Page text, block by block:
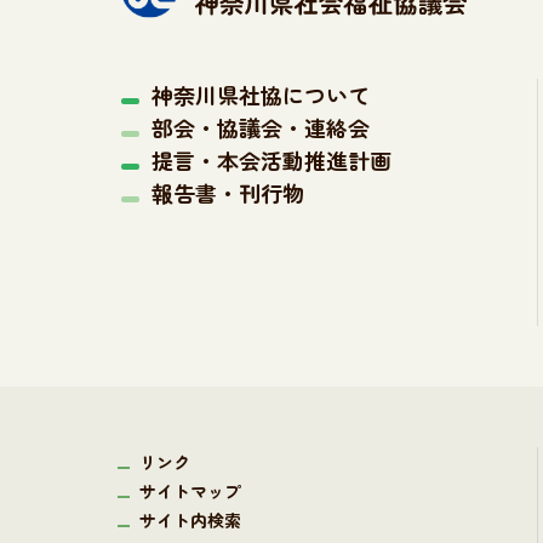
神奈川県社協について
部会・協議会・連絡会
提言・本会活動推進計画
報告書・刊行物
リンク
サイトマップ
サイト内検索